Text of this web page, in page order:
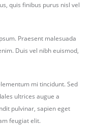
quis finibus purus nisl vel
Praesent malesuada
Duis vel nibh euismod,
mi tincidunt. Sed
ultrices augue a
pulvinar, sapien eget
feugiat elit.